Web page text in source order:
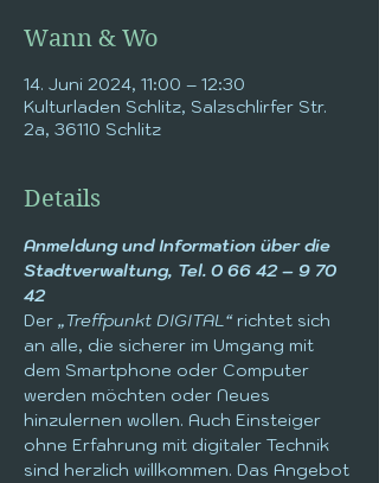
Wann & Wo
14. Juni 2024, 11:00 – 12:30
Kulturladen Schlitz, Salzschlirfer Str.
2a, 36110 Schlitz
Details
Anmeldung und Information über die
Stadtverwaltung, Tel. 0 66 42 – 9 70
42
Der „Treffpunkt DIGITAL“ richtet sich
an alle, die sicherer im Umgang mit
dem Smartphone oder Computer
werden möchten oder Neues
hinzulernen wollen. Auch Einsteiger
ohne Erfahrung mit digitaler Technik
sind herzlich willkommen. Das Angebot